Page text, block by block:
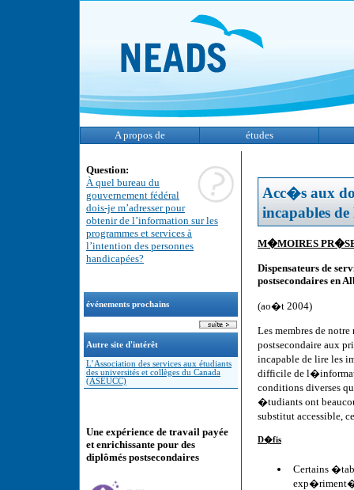
A propos de études
Question:
À quel bureau du
gouvernement fédéral
dois-je m’adresser pour
obtenir de l’information sur les
programmes et services à
l’intention des personnes
handicapées?
événements prochains
Autre site d'intérêt
L’Association des services aux étudiants
des universités et collèges du Canada
(ASEUCC)
Une expérience de travail payée
et enrichissante pour des
diplômés postsecondaires
Acc�s aux
incapables
M�MOIRES
Dispensateurs de
postsecondaires en
(ao�t 2004)
Les membres de
postsecondaire aux
incapable de lire les
difficile de
conditions diverses
�tudiants ont
substitut accessible,
D�fis
Certains
exp�riment�